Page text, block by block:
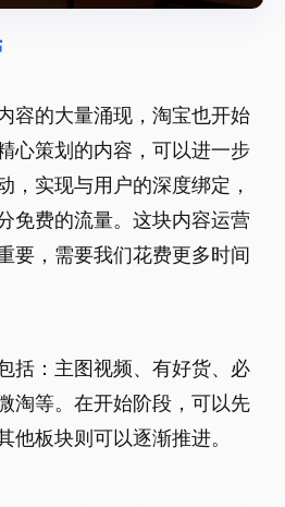
容的大量涌现，淘宝也开始
心策划的内容，可以进一步
，实现与用户的深度绑定，
免费的流量。这块内容运营
要，需要我们花费更多时间
括：主图视频、有好货、必
淘等。在开始阶段，可以先
他板块则可以逐渐推进。